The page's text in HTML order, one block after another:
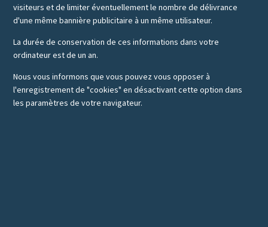
visiteurs et de limiter éventuellement le nombre de délivrance
d'une même bannière publicitaire à un même utilisateur.
La durée de conservation de ces informations dans votre
ordinateur est de un an.
Nous vous informons que vous pouvez vous opposer à
l'enregistrement de "cookies" en désactivant cette option dans
les paramètres de votre navigateur.